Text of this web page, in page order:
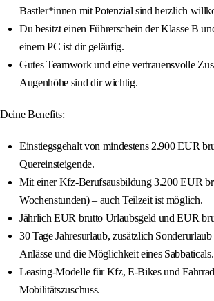
Bastler*innen mit Potenzial sind herzlich
Du besitzt einen Führerschein der Klasse B
einem PC ist dir geläufig.
Gutes Teamwork und eine vertrauensvolle
Augenhöhe sind dir wichtig.
Deine Benefits:
Einstiegsgehalt von mindestens 2.900 EUR
Quereinsteigende.
Mit einer Kfz-Berufsausbildung 3.200 EUR
Wochenstunden) – auch Teilzeit ist möglich.
Jährlich EUR brutto Urlaubsgeld und EUR
30 Tage Jahresurlaub, zusätzlich
Anlässe und die Möglichkeit eines Sabbaticals.
Leasing-Modelle für Kfz, E-Bikes und
Mobilitätszuschuss.